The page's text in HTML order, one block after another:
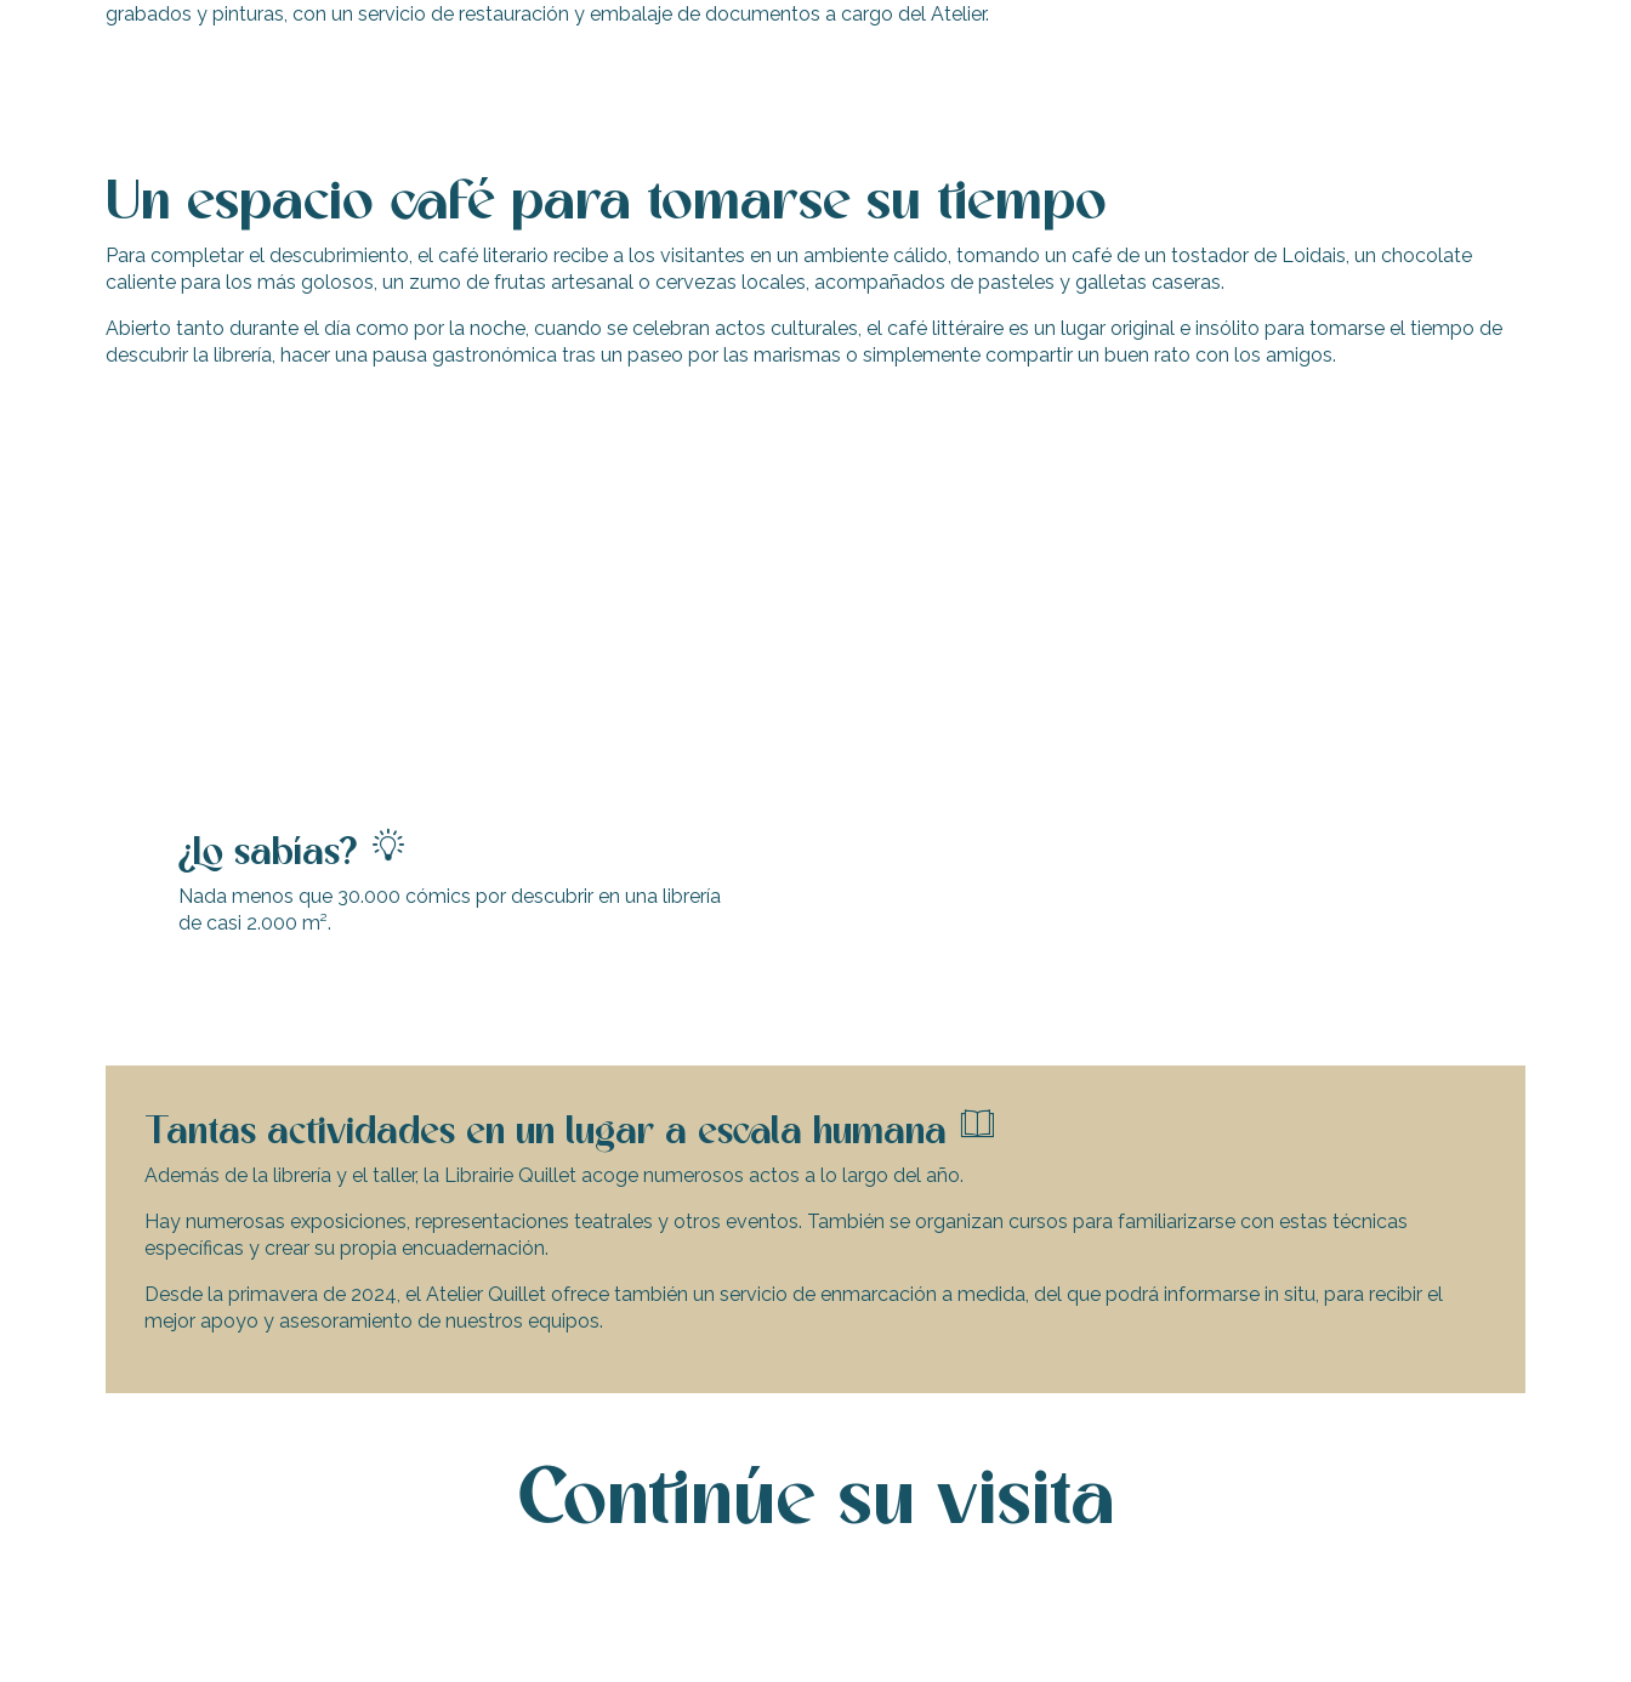
grabados y pinturas, con un servicio de restauración y embalaje de documentos a cargo del Atelier.
Un espacio café para tomarse su tiempo
Para completar el descubrimiento, el café literario recibe a los visitantes en un ambiente cálido, tomando un café de un tostador de Loidais, un chocolate
caliente para los más golosos, un zumo de frutas artesanal o cervezas locales, acompañados de pasteles y galletas caseras.
Abierto tanto durante el día como por la noche, cuando se celebran actos culturales, el café littéraire es un lugar original e insólito para tomarse el tiempo de
descubrir la librería, hacer una pausa gastronómica tras un paseo por las marismas o simplemente compartir un buen rato con los amigos.
¿Lo sabías?
Nada menos que 30.000 cómics por descubrir en una librería
de casi 2.000 m².
Tantas actividades en un lugar a escala humana
Además de la librería y el taller, la Librairie Quillet acoge numerosos actos a lo largo del año.
Hay numerosas exposiciones, representaciones teatrales y otros eventos. También se organizan cursos para familiarizarse con estas técnicas
específicas y crear su propia encuadernación.
Desde la primavera de 2024, el Atelier Quillet ofrece también un servicio de enmarcación a medida, del que podrá informarse in situ, para recibir el
mejor apoyo y asesoramiento de nuestros equipos.
Continúe su visita